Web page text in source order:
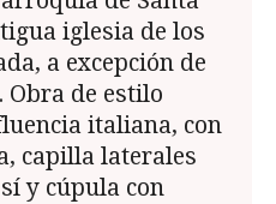
iglesia de los
a excepción de
Obra de estilo
italiana, con
capilla laterales
y cúpula con